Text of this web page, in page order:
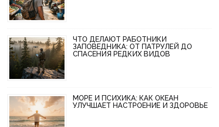
ЧТО ДЕЛАЮТ РАБОТНИКИ
ЗАПОВЕДНИКА: ОТ ПАТРУЛЕЙ ДО
СПАСЕНИЯ РЕДКИХ ВИДОВ
МОРЕ И ПСИХИКА: КАК ОКЕАН
УЛУЧШАЕТ НАСТРОЕНИЕ И ЗДОРОВЬЕ